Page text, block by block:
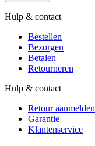
Hulp & contact
Bestellen
Bezorgen
Betalen
Retourneren
Hulp & contact
Retour aanmelden
Garantie
Klantenservice